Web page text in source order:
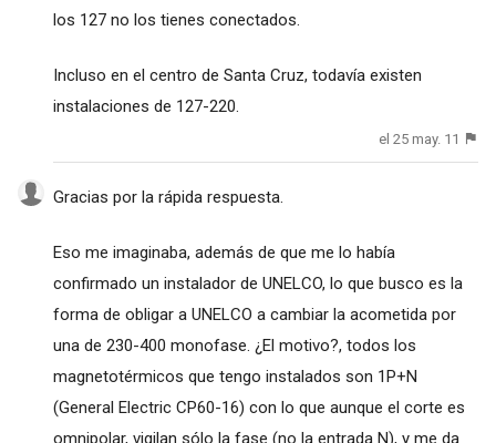
los 127 no los tienes conectados.
Incluso en el centro de Santa Cruz, todavía existen
instalaciones de 127-220.
el 25 may. 11
Gracias por la rápida respuesta.
Eso me imaginaba, además de que me lo había
confirmado un instalador de UNELCO, lo que busco es la
forma de obligar a UNELCO a cambiar la acometida por
una de 230-400 monofase. ¿El motivo?, todos los
magnetotérmicos que tengo instalados son 1P+N
(General Electric CP60-16) con lo que aunque el corte es
omnipolar, vigilan sólo la fase (no la entrada N), y me da